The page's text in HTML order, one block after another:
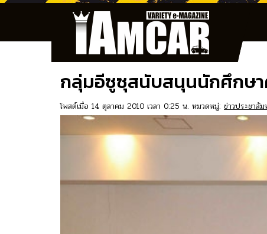
กลุ่มอีซูซุสนับสนุนนักศึกษา
โพสต์เมื่อ 14 ตุลาคม 2010 เวลา 0:25 น. หมวดหมู่: ข่าวประชาสั